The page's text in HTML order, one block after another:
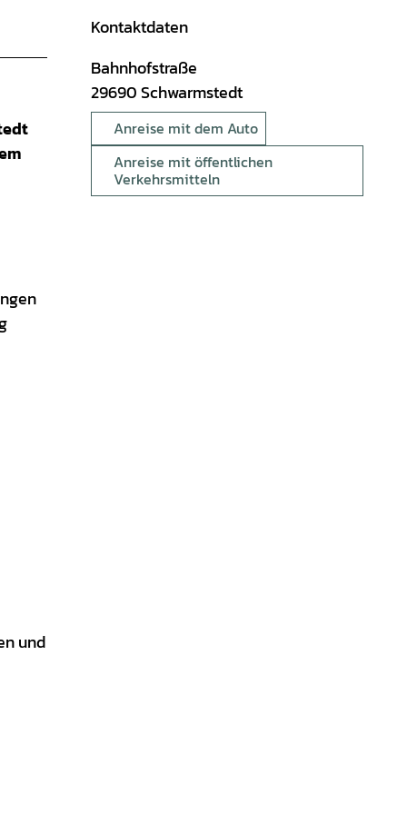
und
Kontaktdaten
Bahnhofstraße
29690Schwarmstedt
Anreise mit dem Auto
Anreise mit öffentlichen
Verkehrsmitteln